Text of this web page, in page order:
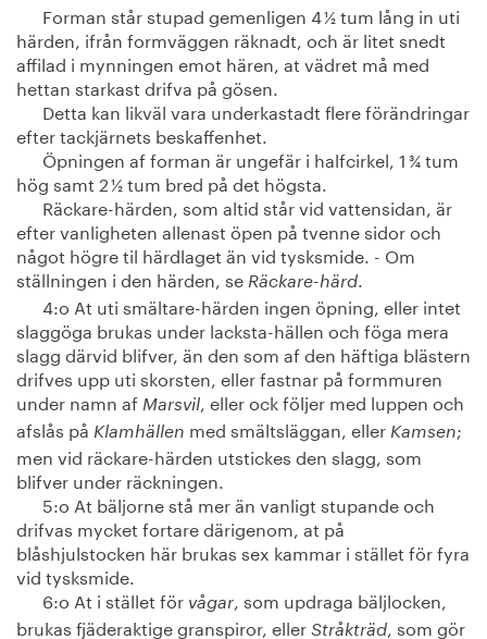
Forman står stupad gemenligen 4 ½ tum lång in uti
härden, ifrån formväggen räknadt, och är litet snedt
affilad i mynningen emot hären, at vädret må med
hettan starkast drifva på gösen.
Detta kan likväl vara underkastadt flere förändringar
efter tackjärnets beskaffenhet.
Öpningen af forman är ungefär i halfcirkel, 1 ¾ tum
hög samt 2 ½ tum bred på det högsta.
Räckare-härden, som altid står vid vattensidan, är
efter vanligheten allenast öpen på tvenne sidor och
något högre til härdlaget än vid tysksmide. - Om
ställningen i den härden, se Räckare-härd.
4:o At uti smältare-härden ingen öpning, eller intet
slaggöga brukas under lacksta-hällen och föga mera
slagg därvid blifver, än den som af den häftiga blästern
drifves upp uti skorsten, eller fastnar på formmuren
under namn af Marsvil, eller ock följer med luppen och
afslås på Klamhällen med smältsläggan, eller Kamsen;
men vid räckare-härden utstickes den slagg, som
blifver under räckningen.
5:o At bäljorne stå mer än vanligt stupande och
drifvas mycket fortare därigenom, at på
blåshjulstocken här brukas sex kammar i stället för fyra
vid tysksmide.
6:o At i stället för vågar, som updraga bäljlocken,
brukas fjäderaktige granspiror, eller Stråkträd, som gör